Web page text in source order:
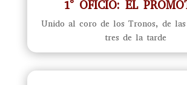
1° OFICIO: EL
Unido al coro de los Tronos, de
tres de la tarde